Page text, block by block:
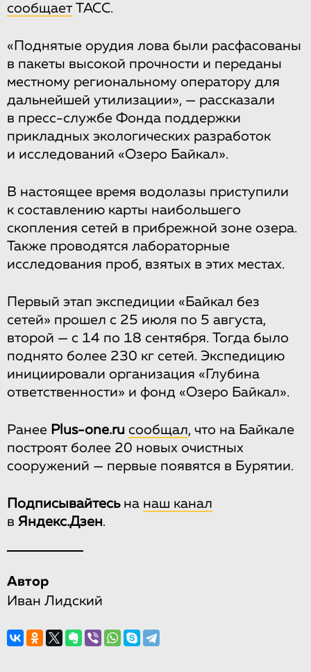
сообщает ТАСС.
«Поднятые орудия лова были расфасованы
в пакеты высокой прочности и переданы
местному региональному оператору для
дальнейшей утилизации», — рассказали
в пресс-службе Фонда поддержки
прикладных экологических разработок
и исследований «Озеро Байкал».
В настоящее время водолазы приступили
к составлению карты наибольшего
скопления сетей в прибрежной зоне озера.
Также проводятся лабораторные
исследования проб, взятых в этих местах.
Первый этап экспедиции «Байкал без
сетей» прошел с 25 июля по 5 августа,
второй — с 14 по 18 сентября. Тогда было
поднято более 230 кг сетей. Экспедицию
инициировали организация «Глубина
ответственности» и фонд «Озеро Байкал».
Ранее Рlus-one.ru сообщал, что на Байкале
построят более 20 новых очистных
сооружений — первые появятся в Бурятии.
Подписывайтесьна наш канал
в Яндекс.Дзен.
Автор
Иван Лидский